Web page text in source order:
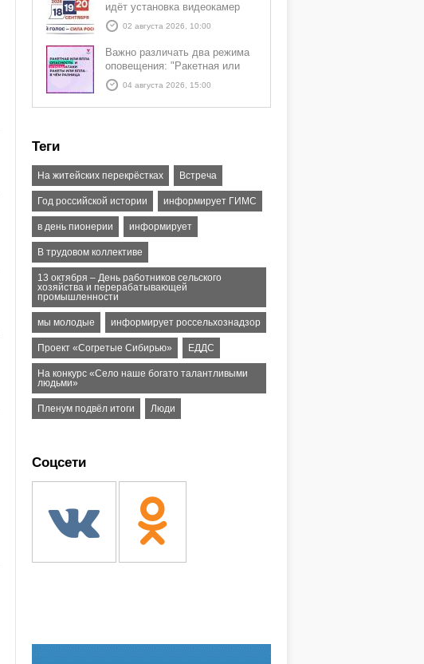
идёт установка видеокамер
02 августа 2026, 10:00
Важно различать два режима
оповещения: "Ракетная или
БПЛА опасность" и "Угроза
атаки ракеты или БПЛА"
04 августа 2026, 15:00
Теги
На житейских перекрёстках Встреча
Год российской истории информирует ГИМС
в день пионерии информирует
В трудовом коллективе
13 октября – День работников сельского
хозяйства и перерабатывающей
промышленности
мы молодые информирует россельхознадзор
Проект «Согретые Сибирью» ЕДДС
На конкурс «Село наше богато талантливыми
людьми»
Пленум подвёл итоги Люди
Соцсети